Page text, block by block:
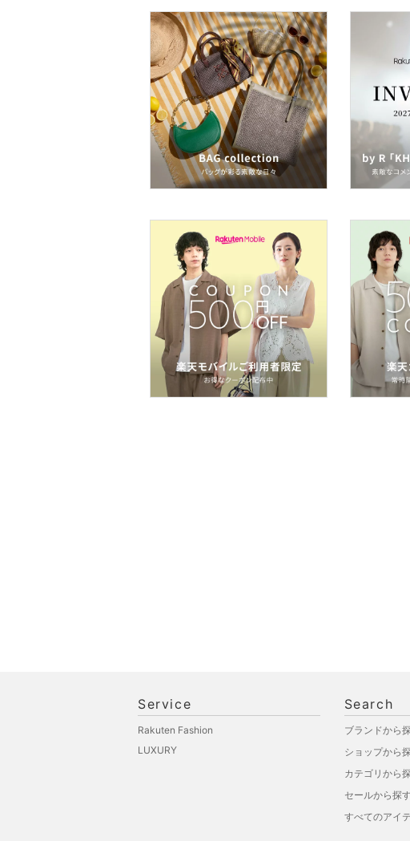
メイクアップ
ネイル
ボディケア・オーラルケ
ア
ヘアケア
フレグランス
メイク道具・美容器具
コフレ・キット・セット
食器・調理器具・キッチ
ン用品
インテリア・生活雑貨
スマホグッズ・オーディ
Service
Rakuten Fashion
LUXURY
Search
ブランドから
ショップから
カテゴリから
セールから探す
すべてのアイ